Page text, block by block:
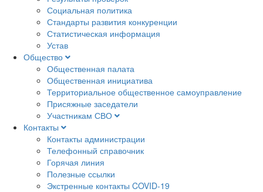
Социальная политика
Стандарты развития конкуренции
Статистическая информация
Устав
Общество
Общественная палата
Общественная инициатива
Территориальное общественное самоуправление
Присяжные заседатели
Участникам СВО
Контакты
Контакты администрации
Телефонный справочник
Горячая линия
Полезные ссылки
Экстренные контакты COVID-19